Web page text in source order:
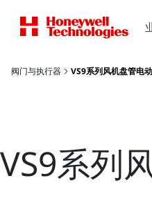
阀门与执行器 VS9系列风机盘管电
VS9系列